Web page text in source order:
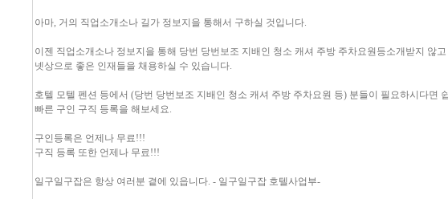
아마, 거의 직업소개소나 길가 정보지을 통해서 구하실 것입니다.
이젠 직업소개소나 정보지을 통해 당번 당번보조 지배인 청소 캐셔 주방 주차요원등소개받지 않고
넷상으로 좋은 인재들을 채용하실 수 있습니다.
호텔 모텔 펜션 등에서 (당번 당번보조 지배인 청소 캐셔 주방 주차요원 등) 분들이 필요하시다면
빠른 구인 구직 등록을 해보세요.
구인등록은 언제나 무료!!!
구직 등록 또한 언제나 무료!!!
일구일구잡은 항상 여러분 곁에 있읍니다. - 일구일구잡 호텔사업부-